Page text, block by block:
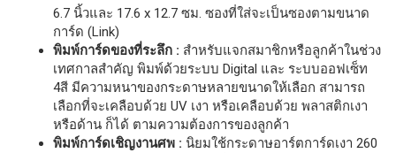
6.7 นิ้วและ 17.6 x 12.7 ซม. ซองที่ใส่จะเป็นซองตามขนาด
การ์ด (Link)
พิมพ์การ์ดของที่ระลึก : สำหรับแจกสมาชิกหรือลูกค้าในช่วง
เทศกาลสำคัญ พิมพ์ด้วยระบบ Digital และ ระบบออฟเซ็ท
4สี มีความหนาของกระดาษหลายขนาดให้เลือก สามารถ
เลือกที่จะเคลือบด้วย UV เงา หรือเคลือบด้วย พลาสติกเงา
หรือด้าน ก็ได้ ตามความต้องการของลูกค้า
พิมพ์การ์ดเชิญงานศพ : นิยมใช้กระดาษอาร์ตการ์ดเงา 260